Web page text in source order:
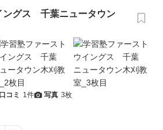
ングス 千葉ニュータウン
口コミ 1件 写真 3枚